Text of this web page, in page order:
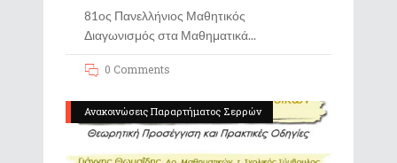
81ος Πανελλήνιος Μαθητικός
Διαγωνισμός στα Μαθηματικά
0 Comments
Ανακοινώσεις Παραρτήματος Σερρών